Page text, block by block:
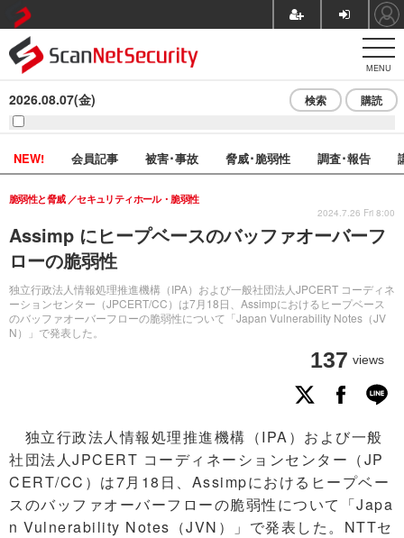
MENU
2026.08.07(金) 検索 購読
NEW! 会員記事 被害･事故 脅威･脆弱性 調査･報告
Assimp にヒープベースのバッファオーバーフ
ローの脆弱性
独立行政法人情報処理推進機構（IPA）および一般社団法人JPCERT コーディネ
ーションセンター（JPCERT/CC）は7月18日、Assimpにおけるヒープベース
のバッファオーバーフローの脆弱性について「Japan Vulnerability Notes（JV
N）」で発表した。
脆弱性と脅威 セキュリティホール・脆弱性
137 views
2024.7.26 Fri 8:00
独立行政法人情報処理推進機構（IPA）および一般
社団法人JPCERT コーディネーションセンター（JP
CERT/CC）は7月18日、Assimpにおけるヒープベー
スのバッファオーバーフローの脆弱性について「Japa
n Vulnerability Notes（JVN）」で発表した。NTTセ